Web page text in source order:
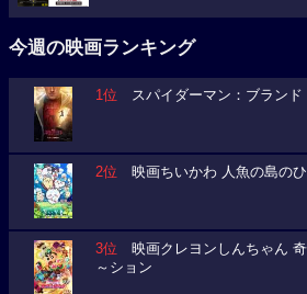
今週の映画ランキング
1位 スパイダーマン：ブランド
2位 映画ちいかわ 人魚の島の
3位 映画クレヨンしんちゃん
～ション